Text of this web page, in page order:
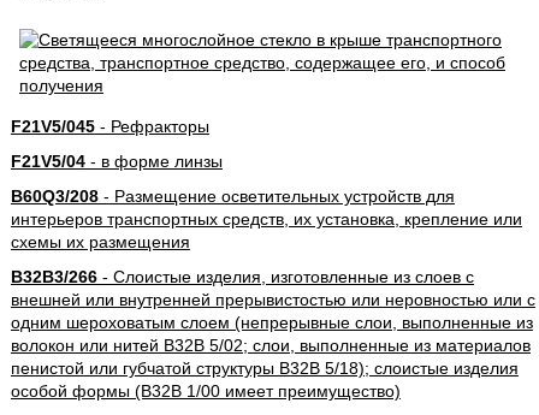
F21V5/045- Рефракторы
F21V5/04- в форме линзы
B60Q3/208- Размещение осветительных устройств для
интерьеров транспортных средств, их установка, крепление или
схемы их размещения
B32B3/266- Слоистые изделия, изготовленные из слоев с
внешней или внутренней прерывистостью или неровностью или с
одним шероховатым слоем (непрерывные слои, выполненные из
волокон или нитей B32B 5/02; слои, выполненные из материалов
пенистой или губчатой структуры B32B 5/18); слоистые изделия
особой формы (B32B 1/00 имеет преимущество)